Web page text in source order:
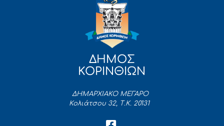
ΔΗΜΟΣ
ΚΟΡΙΝΘΙΩΝ
ΔΗΜΑΡΧΙΑΚΟ ΜΕΓΑΡΟ
Κολιάτσου 32, Τ.Κ. 20131